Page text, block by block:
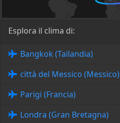
Esplora il clima di:
Bangkok (Tailandia)
città del Messico (Messico)
Parigi (Francia)
Londra (Gran Bretagna)